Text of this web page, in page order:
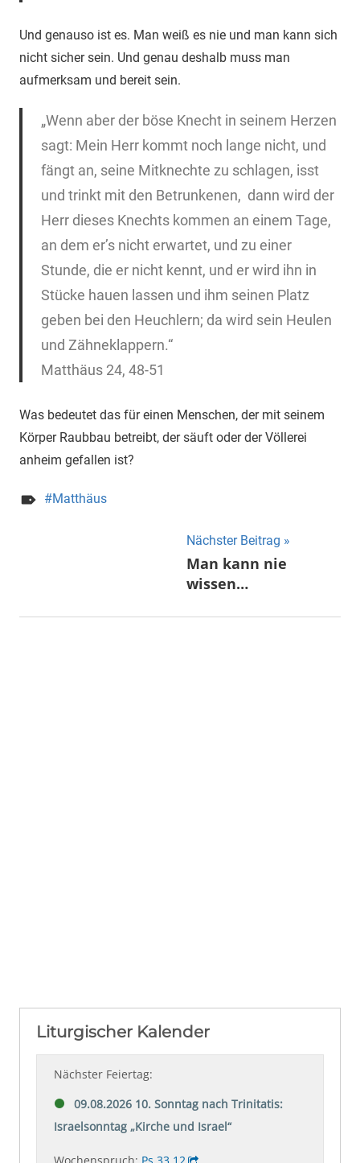
Und genauso ist es. Man weiß es nie und man kann sich
nicht sicher sein. Und genau deshalb muss man
aufmerksam und bereit sein.
„Wenn aber der böse Knecht in seinem Herzen
sagt: Mein Herr kommt noch lange nicht, und
fängt an, seine Mitknechte zu schlagen, isst
und trinkt mit den Betrunkenen, dann wird der
Herr dieses Knechts kommen an einem Tage,
an dem er’s nicht erwartet, und zu einer
Stunde, die er nicht kennt, und er wird ihn in
Stücke hauen lassen und ihm seinen Platz
geben bei den Heuchlern; da wird sein Heulen
und Zähneklappern.“
Matthäus 24, 48-51
Was bedeutet das für einen Menschen, der mit seinem
Körper Raubbau betreibt, der säuft oder der Völlerei
anheim gefallen ist?
Matthäus
Beitragsnavigation
Nächster Beitrag
Man kann nie
wissen…